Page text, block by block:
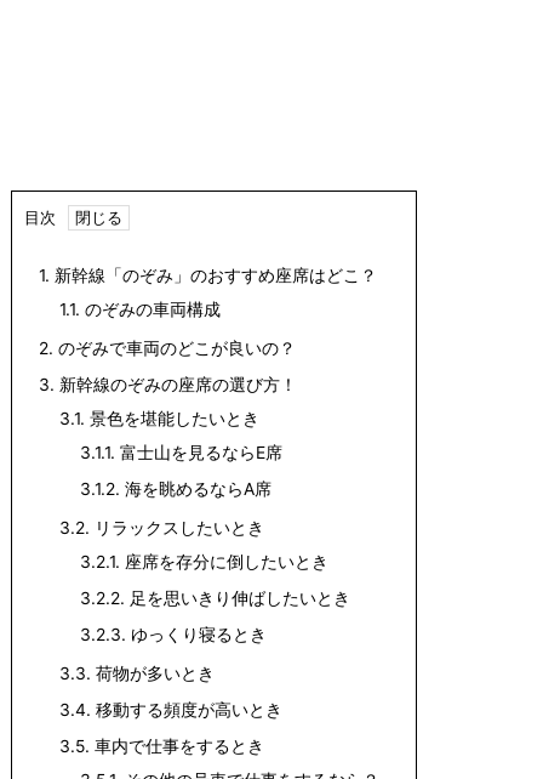
目次
1. 新幹線「のぞみ」のおすすめ座席はどこ？
1.1. のぞみの車両構成
2. のぞみで車両のどこが良いの？
3. 新幹線のぞみの座席の選び方！
3.1. 景色を堪能したいとき
3.1.1. 富士山を見るならE席
3.1.2. 海を眺めるならA席
3.2. リラックスしたいとき
3.2.1. 座席を存分に倒したいとき
3.2.2. 足を思いきり伸ばしたいとき
3.2.3. ゆっくり寝るとき
3.3. 荷物が多いとき
3.4. 移動する頻度が高いとき
3.5. 車内で仕事をするとき